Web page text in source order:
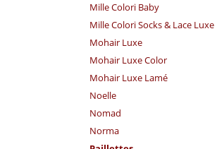
Mille Colori Baby
Mille Colori Socks & Lace Luxe
Mohair Luxe
Mohair Luxe Color
Mohair Luxe Lamé
Noelle
Nomad
Norma